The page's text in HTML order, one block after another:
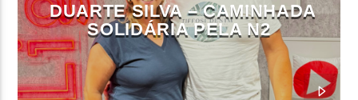
DUARTE SILVA – CAMINHADA
SOLIDÁRIA PELA N2